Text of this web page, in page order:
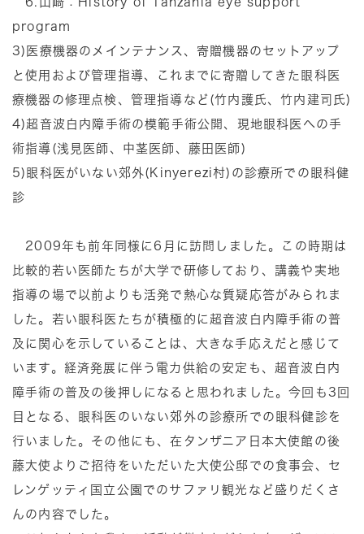
program
3)医療機器のメインテナンス、寄贈機器のセットアップ
と使用および管理指導、これまでに寄贈してきた眼科医
療機器の修理点検、管理指導など(竹内護氏、竹内建司氏)
4)超音波白内障手術の模範手術公開、現地眼科医への手
術指導(浅見医師、中茎医師、藤田医師)
5)眼科医がいない郊外(Kinyerezi村)の診療所での眼科健
診
2009年も前年同様に6月に訪問しました。この時期は
比較的若い医師たちが大学で研修しており、講義や実地
指導の場で以前よりも活発で熱心な質疑応答がみられま
した。若い眼科医たちが積極的に超音波白内障手術の普
及に関心を示していることは、大きな手応えだと感じて
います。経済発展に伴う電力供給の安定も、超音波白内
障手術の普及の後押しになると思われました。今回も3回
目となる、眼科医のいない郊外の診療所での眼科健診を
行いました。その他にも、在タンザニア日本大使館の後
藤大使よりご招待をいただいた大使公邸での食事会、セ
レンゲッティ国立公園でのサファリ観光など盛りだくさ
んの内容でした。